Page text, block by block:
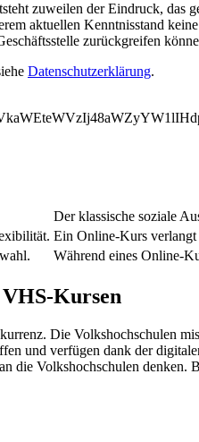
zuweilen der Eindruck, das
aktuellen Kenntnisstand
zurückgreifen
Datenschutzerklärung.
Der klassische soziale
Ein Online-Kurs
Während eines Online-
Kursen
Die Volkshochschulen
und verfügen dank der
die Volkshochschulen denken.